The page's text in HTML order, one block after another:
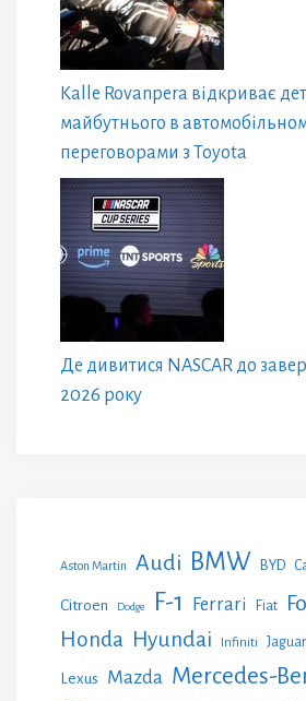
Kalle Rovanpera відкриває
майбутнього в
переговорами з Toyota
Де дивитися NASCAR до
2026 року
Aston Martin Audi BMW BYD
Citroen Dodge F-1 Ferrari Fiat
Honda Hyundai Infiniti Jaguar
Lexus Mazda Mercedes-